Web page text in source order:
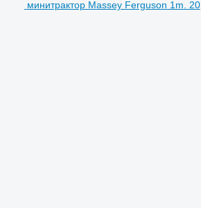
минитрактор Massey Ferguson 1m. 20